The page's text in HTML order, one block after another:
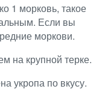
1 морковь, такое
Если вы
моркови.
на крупной терке.
укропа по вкусу.